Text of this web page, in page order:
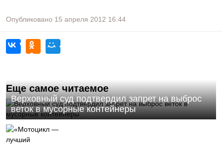
Опубликовано 15 апреля 2012 16:44
Еще самое читаемое
Верховный суд подтвердил запрет на выброс
веток в мусорные контейнеры